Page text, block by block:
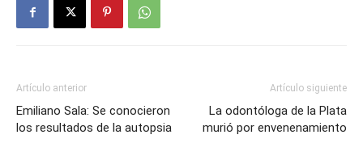
Artículo anterior
Emiliano Sala: Se conocieron
los resultados de la autopsia
Artículo siguiente
La odontóloga de la Plata
murió por envenenamiento